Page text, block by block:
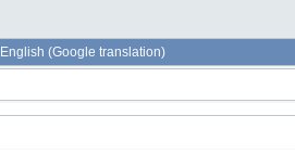
English (Google translation)